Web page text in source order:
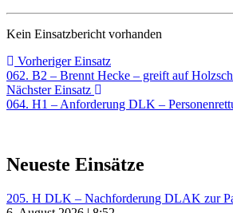
Kein Einsatzbericht vorhanden
Beitragsnavigation
Vorheriger EinsatzVorheriger
Einsatz:
062. B2 – Brennt Hecke – greift auf
Nächster Einsatz
Einsatz:
064. H1 – Anforderung DLK –
Neueste Einsätze
205. H DLK – Nachforderung DLAK zur